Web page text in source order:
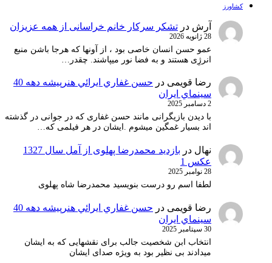
کشاورز
آرش در تشکر سرکار خانم خراسانی از همه عزیزان
28 ژانویه 2026
عمو حسن انسان خاصی بود ، از آونها که هرجا باشن منبع
انرژِی هستند و به فضا نور میپاشند. چقدر…
رضا قویمی در
حسن غفاري ايرائي هنرپيشه دهه 40
سينماي ايران
2 دسامبر 2025
با دیدن بازیگرانی مانند حسن غفاری که در جوانی در گذشته
اند بسیار غمگین میشوم .ایشان در هر فیلمی که…
نهال در
بازدید محمدرضا پهلوی از آمل سال 1327
عکس 1
28 نوامبر 2025
لطفا اسم رو درست بنویسید محمدرضا شاه پهلوی
رضا قویمی در
حسن غفاري ايرائي هنرپيشه دهه 40
سينماي ايران
30 سپتامبر 2025
انتخاب ابن شخصیت جالب برای نقشهایی که به ایشان
میدادند بی نظیر بود به ویژه صدای ایشان